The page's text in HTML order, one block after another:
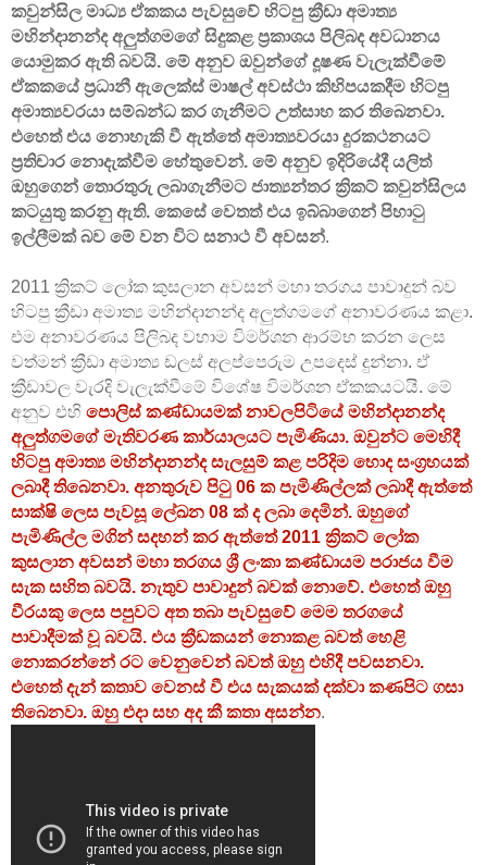
කවුන්සිල මාධ්‍ය ඒකකය පැවසුවේ හිටපු ක්‍රීඩා අමාත්‍ය
මහින්දානන්ද අලුත්ගමගේ සිදුකළ ප්‍රකාශය පිලිබද අවධානය
යොමුකර ඇති බවයි. මේ අනුව ඔවුන්ගේ දූෂණ වැලැක්වීමේ
ඒකකයේ ප්‍රධානී ඇලෙක්ස් මාෂල් අවස්ථා කිහිපයකදීම හිටපු
අමාත්‍යවරයා සම්බන්ධ කර ගැනීමට උත්සාහ කර තිබෙනවා.
එහෙත් එය නොහැකි වී ඇත්තේ අමාත්‍යවරයා දුරකථනයට
ප්‍රතිචාර නොදැක්වීම හේතුවෙන්. මේ අනුව ඉදිරියේදී යලිත්
ඔහුගෙන් තොරතුරු ලබාගැනීමට ජාත්‍යන්තර ක්‍රිකට් කවුන්සිලය
කටයුතු කරනු ඇති. කෙසේ වෙතත් එය ඉබ්බාගෙන් පිහාටු
ඉල්ලීමක් බව මේ වන විට සනාථ වී අවසන්.
2011 ක්‍රිකට් ලෝක කුසලාන අවසන් මහා තරගය පාවාදුන් බව
හිටපු ක්‍රීඩා අමාත්‍ය මහින්දානන්ද අලුත්ගමගේ අනාවරණය කළා.
එම අනාවරණය පිලිබද වහාම විමර්ශන ආරම්භ කරන ලෙස
වත්මන් ක්‍රීඩා අමාත්‍ය ඩලස් අලප්පෙරුම උපදෙස් දුන්නා. ඒ
ක්‍රීඩාවල වැරදි වැලැක්වීමේ විශේෂ විමර්ශන ඒකකයටයි. මේ
අනුව එහි පොලිස් කණ්ඩායමක් නාවලපිටියේ මහින්දානන්ද
අලුත්ගමගේ මැතිවරණ කාර්යාලයට පැමිණියා. ඔවුන්ට මෙහිදී
හිටපු අමාත්‍ය මහින්දානන්ද සැලසුම් කළ පරිදිම හොද සංග්‍රහයක්
ලබාදී තිබෙනවා. අනතුරුව පිටු 06 ක පැමිණිල්ලක් ලබාදී ඇත්තේ
සාක්ෂි ලෙස පැවසූ ලේඛන 08 ක් ද ලබා දෙමින්. ඔහුගේ
පැමිණිල්ල මගින් සදහන් කර ඇත්තේ 2011 ක්‍රිකට් ලෝක
කුසලාන අවසන් මහා තරගය ශ්‍රී ලංකා කණ්ඩායම පරාජය වීම
සැක සහිත බවයි. නැතුව පාවාදුන් බවක් නොවේ. එහෙත් ඔහු
වීරයකු ලෙස පපුවට අත තබා පැවසුවේ මෙම තරගයේ
පාවාදීමක් වූ බවයි. එය ක්‍රීඩකයන් නොකළ බවත් හෙළි
නොකරන්නේ රට වෙනුවෙන් බවත් ඔහු එහිදී පවසනවා.
එහෙත් දැන් කතාව වෙනස් වී එය සැකයක් දක්වා කණපිට ගසා
තිබෙනවා. ඔහු එදා සහ අද කී කතා අසන්න.